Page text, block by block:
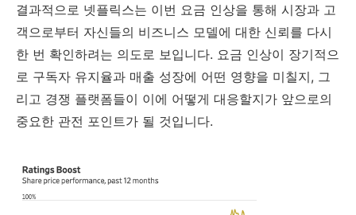
결과적으로 넷플릭스는 이번 요금 인상을 통해 시장과 고
객으로부터 자신들의 비즈니스 모델에 대한 신뢰를 다시
한 번 확인하려는 의도로 보입니다. 요금 인상이 장기적으
로 구독자 유지율과 매출 성장에 어떤 영향을 미칠지, 그
리고 경쟁 플랫폼들이 이에 어떻게 대응할지가 앞으로의
중요한 관전 포인트가 될 것입니다.